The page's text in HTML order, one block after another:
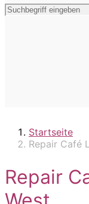
Startseite
Repair Café
Repair